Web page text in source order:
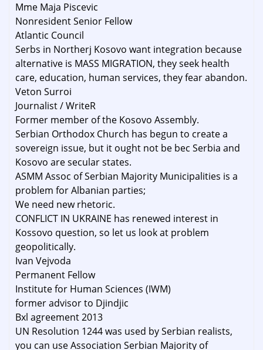
Mme Maja Piscevic
Nonresident Senior Fellow
Atlantic Council
Serbs in Northerj Kosovo want integration because
alternative is MASS MIGRATION, they seek health
care, education, human services, they fear abandon.
Veton Surroi
Journalist / WriteR
Former member of the Kosovo Assembly.
Serbian Orthodox Church has begun to create a
sovereign issue, but it ought not be bec Serbia and
Kosovo are secular states.
ASMM Assoc of Serbian Majority Municipalities is a
problem for Albanian parties;
We need new rhetoric.
CONFLICT IN UKRAINE has renewed interest in
Kossovo question, so let us look at problem
geopolitically.
Ivan Vejvoda
Permanent Fellow
Institute for Human Sciences (IWM)
former advisor to Djindjic
Bxl agreement 2013
UN Resolution 1244 was used by Serbian realists,
you can use Association Serbian Majority of